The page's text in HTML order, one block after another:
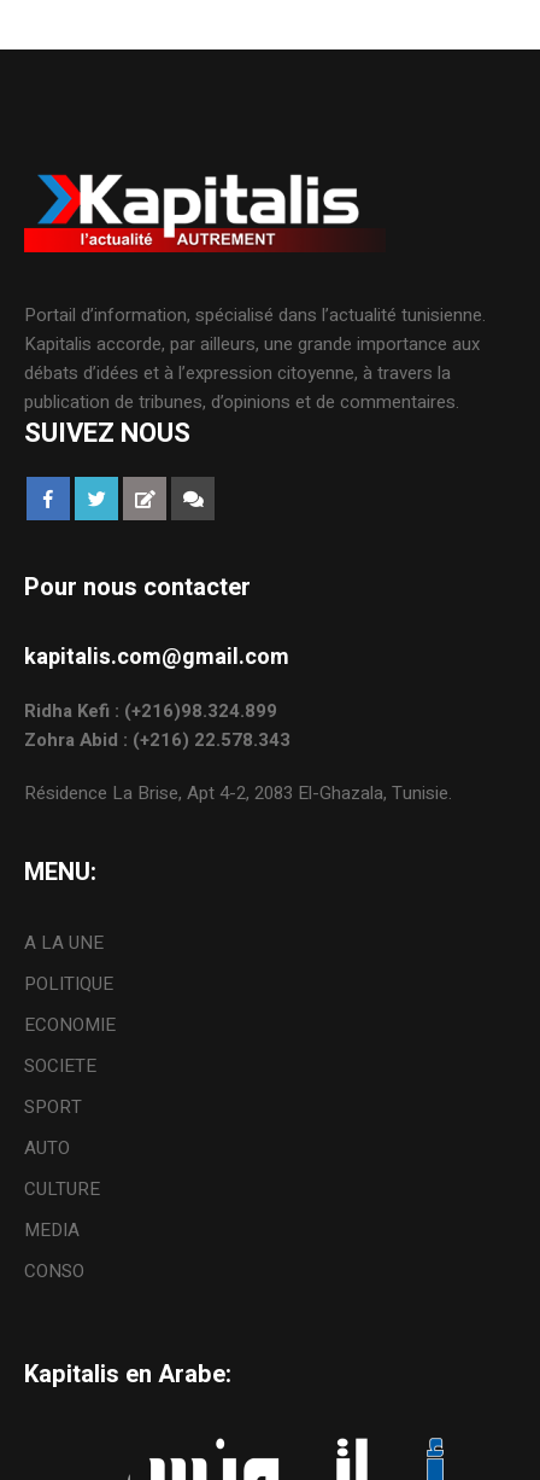
Portail d’information, spécialisé dans l’actualité tunisienne.
Kapitalis accorde, par ailleurs, une grande importance aux
débats d’idées et à l’expression citoyenne, à travers la
publication de tribunes, d’opinions et de commentaires.
SUIVEZ NOUS
Pour nous contacter
kapitalis.com@gmail.com
Ridha Kefi : (+216)98.324.899
Zohra Abid : (+216) 22.578.343
Résidence La Brise, Apt 4-2, 2083 El-Ghazala, Tunisie.
MENU:
A LA UNE
POLITIQUE
ECONOMIE
SOCIETE
SPORT
AUTO
CULTURE
MEDIA
CONSO
Kapitalis en Arabe: